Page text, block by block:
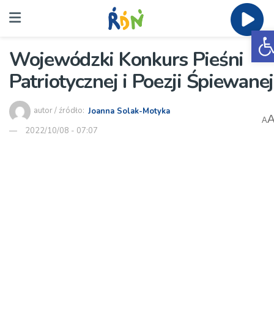
Wojewódzki Konkurs Pieśni
Patriotycznej i Poezji Śpiewanej
autor / źródło: Joanna Solak-Motyka
2022/10/08 - 07:07
A